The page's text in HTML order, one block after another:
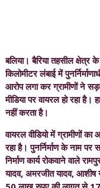
बलिया। बैरिया तहसील क्षेत्र
किलोमीटर लंबाई में
आरोप लगा कर ग्रामीणों ने
मीडिया पर वायरल हो रहा है।
नहीं करता है।
वायरल वीडियो में ग्रामीणों
रहा है। पुनर्निर्माण के नाम
निर्माण कार्य रोकवाने वाले
यादव, अमरजीत यादव, आशीष